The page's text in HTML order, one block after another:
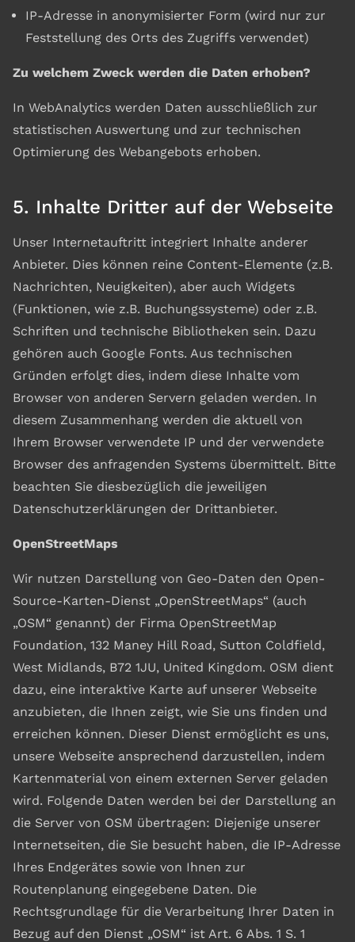
IP-Adresse in anonymisierter Form (wird nur zur
Feststellung des Orts des Zugriffs verwendet)
Zu welchem Zweck werden die Daten erhoben?
In WebAnalytics werden Daten ausschließlich zur
statistischen Auswertung und zur technischen
Optimierung des Webangebots erhoben.
5. Inhalte Dritter auf der Webseite
Unser Internetauftritt integriert Inhalte anderer
Anbieter. Dies können reine Content-Elemente (z.B.
Nachrichten, Neuigkeiten), aber auch Widgets
(Funktionen, wie z.B. Buchungssysteme) oder z.B.
Schriften und technische Bibliotheken sein. Dazu
gehören auch Google Fonts. Aus technischen
Gründen erfolgt dies, indem diese Inhalte vom
Browser von anderen Servern geladen werden. In
diesem Zusammenhang werden die aktuell von
Ihrem Browser verwendete IP und der verwendete
Browser des anfragenden Systems übermittelt. Bitte
beachten Sie diesbezüglich die jeweiligen
Datenschutzerklärungen der Drittanbieter.
OpenStreetMaps
Wir nutzen Darstellung von Geo-Daten den Open-
Source-Karten-Dienst „OpenStreetMaps“ (auch
„OSM“ genannt) der Firma OpenStreetMap
Foundation, 132 Maney Hill Road, Sutton Coldfield,
West Midlands, B72 1JU, United Kingdom. OSM dient
dazu, eine interaktive Karte auf unserer Webseite
anzubieten, die Ihnen zeigt, wie Sie uns finden und
erreichen können. Dieser Dienst ermöglicht es uns,
unsere Webseite ansprechend darzustellen, indem
Kartenmaterial von einem externen Server geladen
wird. Folgende Daten werden bei der Darstellung an
die Server von OSM übertragen: Diejenige unserer
Internetseiten, die Sie besucht haben, die IP-Adresse
Ihres Endgerätes sowie von Ihnen zur
Routenplanung eingegebene Daten. Die
Rechtsgrundlage für die Verarbeitung Ihrer Daten in
Bezug auf den Dienst „OSM“ ist Art. 6 Abs. 1 S. 1